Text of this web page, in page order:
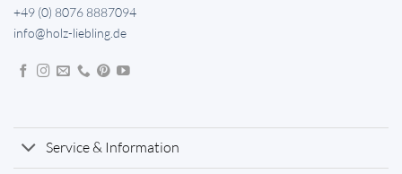
+49 (0) 8076 8887094
info@holz-liebling.de
Service & Information